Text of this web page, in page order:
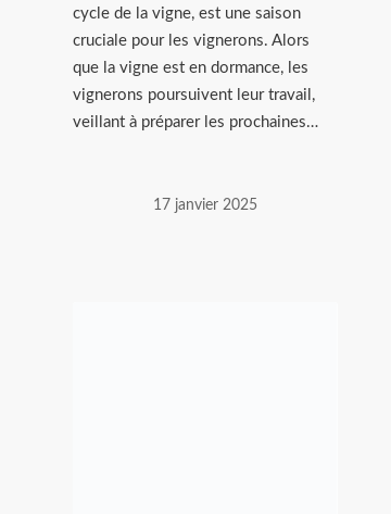
cycle de la vigne, est une saison
cruciale pour les vignerons. Alors
que la vigne est en dormance, les
vignerons poursuivent leur travail,
veillant à préparer les prochaines…
17 janvier 2025